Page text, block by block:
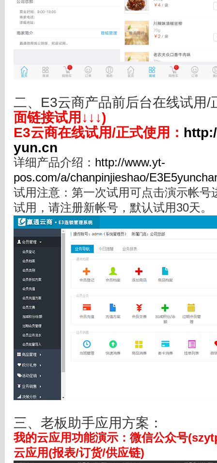
二、E3云商产品前后台在线试用/
面链接试用↓↓↓)
E3云商在线试用/正式使用：
yun.cn
详细产品介绍： http://www.yt-
pos.com/a/chanpinjieshao/
试用注意：第一次试用可点击演示帐号
试用，请注册新帐号，默认试用30天。
三、老板助手应用方案：
我的云应用功能演示 ： 微信公众号
云应用(报表/订货/供应链)